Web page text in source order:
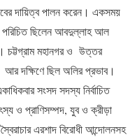
দায়িত্ব পালন করেন। একসময়
পরিচিত ছিলেন আবদুল্লাহ আল
চট্টগ্রাম মহানগর ও উত্তর
দক্ষিণে ছিল অলির প্রভাব।
সংসদ সদস্য নির্বাচিত
ও প্রাণিসম্পদ, যুব ও ক্রীড়া
এরশাদ বিরোধী আন্দোলনসহ